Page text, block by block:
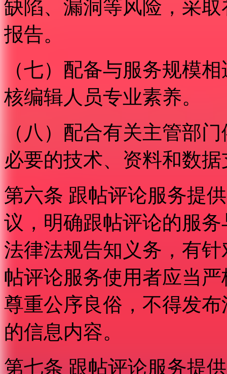
缺陷、漏洞等风险，采
报告。
（七）配备与服务规模
核编辑人员专业素养。
（八）配合有关主管部
必要的技术、资料和数
第六条 跟帖评论服务提
议，明确跟帖评论的服
法律法规告知义务，有
帖评论服务使用者应当
尊重公序良俗，不得发
的信息内容。
第七条 跟帖评论服务提